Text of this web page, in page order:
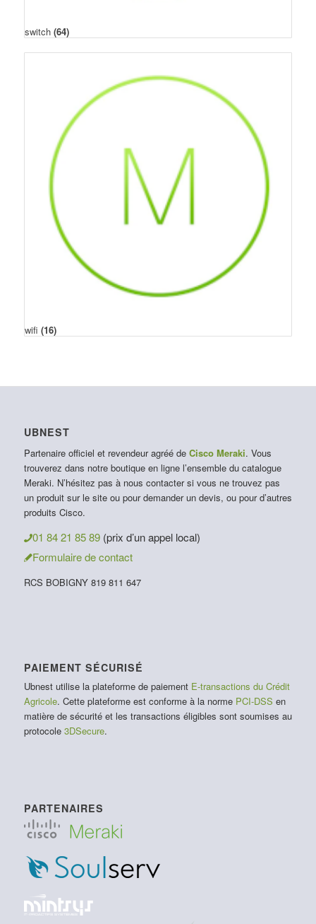
switch (64)
wifi (16)
UBNEST
Partenaire officiel et revendeur agréé de Cisco Meraki. Vous
trouverez dans notre boutique en ligne l’ensemble du catalogue
Meraki. N’hésitez pas à nous contacter si vous ne trouvez pas
un produit sur le site ou pour demander un devis, ou pour d’autres
produits Cisco.
01 84 21 85 89 (prix d’un appel local)
Formulaire de contact
RCS BOBIGNY 819 811 647
PAIEMENT SÉCURISÉ
Ubnest utilise la plateforme de paiement E-transactions du Crédit
Agricole. Cette plateforme est conforme à la norme PCI-DSS en
matière de sécurité et les transactions éligibles sont soumises au
protocole 3DSecure.
PARTENAIRES